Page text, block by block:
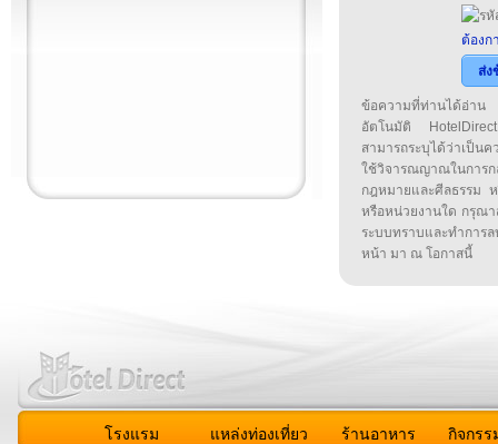
ต้องก
ส่ง
ข้อความที่ท่านได้อ่าน
อัตโนมัติ
สามารถระบุได้ว่าเป็น
ใช้วิจารณญาณในกา
กฎหมายและศีลธรรม
หรือหน่วยงานใด กรุณา
ระบบทราบและทำกา
หน้า มา ณ โอกาสนี้
โรงแรม แหล่งท่องเที่ยว ร้านอาหาร กิจกรร